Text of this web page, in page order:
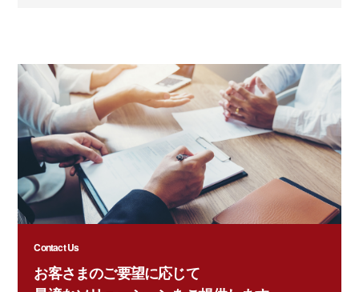
Contact Us
お客さまのご要望に応じて